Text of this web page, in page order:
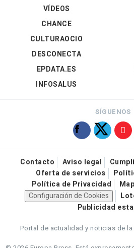
VÍDEOS
CHANCE
CULTURAOCIO
DESCONECTA
EPDATA.ES
INFOSALUS
SÍGUENOS
Contacto Aviso legal
Oferta de servicios
Política de Privacidad
Configuración de Cookies
Publicidad
Portal de actualidad y noticias de